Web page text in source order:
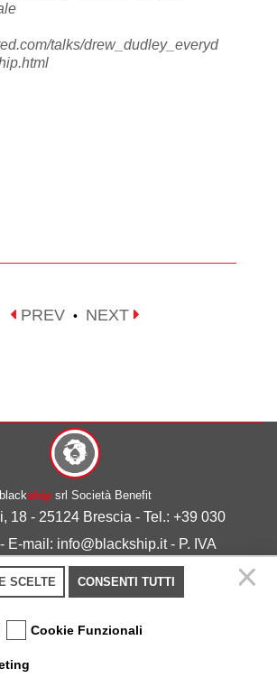
talks/drew_dudley_everyd
PREV • NEXT
blackshipsrl Società Benefit
18 - 25124 Brescia - Tel.: +39 030
E-mail: info@blackship.it - P. IVA
03492980986
policy-Cookie policy
SCELTE CONSENTI TUTTI
Cookie Funzionali